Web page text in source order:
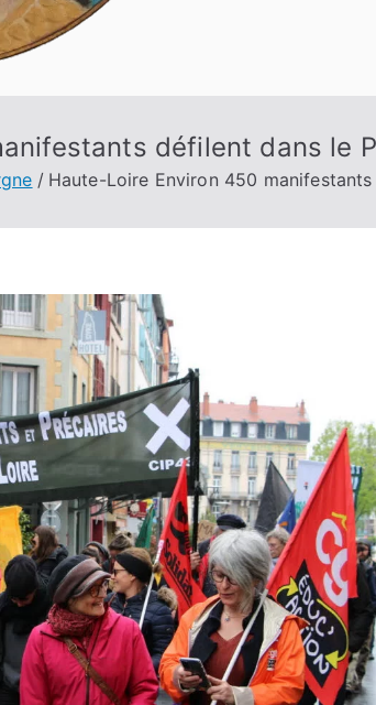
défilent dans le
Haute-Loire Environ 450